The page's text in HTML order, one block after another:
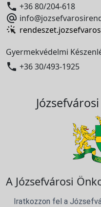
 +36 80/204-618

Gyermekvédelmi
 +36 30/493-1925
A Józsefvárosi
Iratkozzon fel a